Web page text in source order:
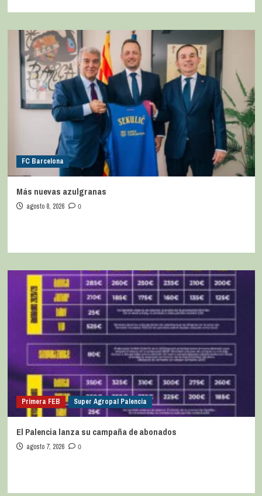
FC Barcelona
Más nuevas azulgranas
agosto 8, 2026 0
Primera FEB Super Agropal Palencia
El Palencia lanza su campaña de abonados
agosto 7, 2026 0